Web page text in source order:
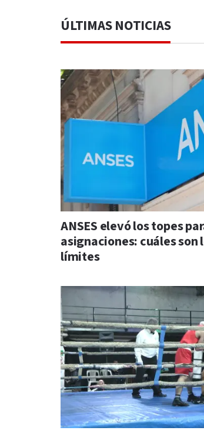
ÚLTIMAS NOTICIAS
ANSES elevó los topes
asignaciones: cuáles son
límites